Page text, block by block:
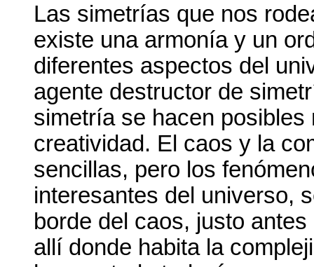
Las simetrías que nos
existe una armonía y un
diferentes aspectos del
agente destructor de
simetría se hacen
creatividad. El caos y la
sencillas, pero los
interesantes del universo,
borde del caos, justo
allí donde habita la